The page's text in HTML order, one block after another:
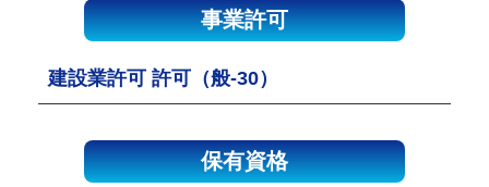
事業許可
建設業許可 許可（般-30）
保有資格